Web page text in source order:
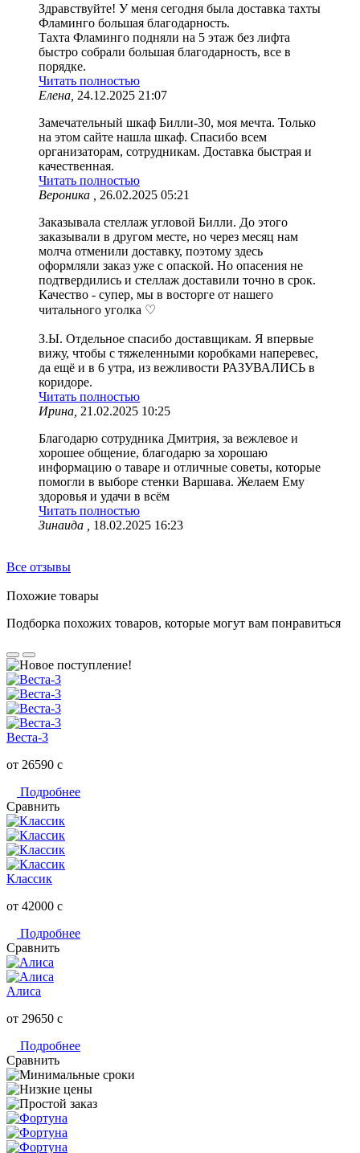
Здравствуйте! У меня сегодня была доставка тахты
Фламинго большая благодарность.
Тахта Фламинго подняли на 5 этаж без лифта
быстро собрали большая благодарность, все в
порядке.
Читать полностью
Елена, 24.12.2025 21:07
Замечательный шкаф Билли-30, моя мечта. Только
на этом сайте нашла шкаф. Спасибо всем
организаторам, сотрудникам. Доставка быстрая и
качественная.
Читать полностью
Вероника ,
26.02.2025 05:21
Заказывала стеллаж угловой Билли. До этого
заказывали в другом месте, но через месяц нам
молча отменили доставку, поэтому здесь
оформляли заказ уже с опаской. Но опасения не
подтвердились и стеллаж доставили точно в срок.
Качество - супер, мы в восторге от нашего
читального уголка ♡
З.Ы. Отдельное спасибо доставщикам. Я впервые
вижу, чтобы с тяжеленными коробками наперевес,
да ещё и в 6 утра, из вежливости РАЗУВАЛИСЬ в
коридоре.
Читать полностью
Ирина, 21.02.2025 10:25
Благодарю сотрудника Дмитрия, за вежлевое и
хорошее общение, благодарю за хорошаю
информацию о таваре и отличные советы, которые
помогли в выборе стенки Варшава. Желаем Ему
здоровья и удачи в всём
Читать полностью
Зинаида ,
18.02.2025 16:23
Все отзывы
Похожие товары
Подборка похожих товаров, которые могут вам понравиться
Веста-3
от 26590 c
Подробнее
Сравнить
Классик
от 42000 c
Подробнее
Сравнить
Алиса
от 29650 c
Подробнее
Сравнить